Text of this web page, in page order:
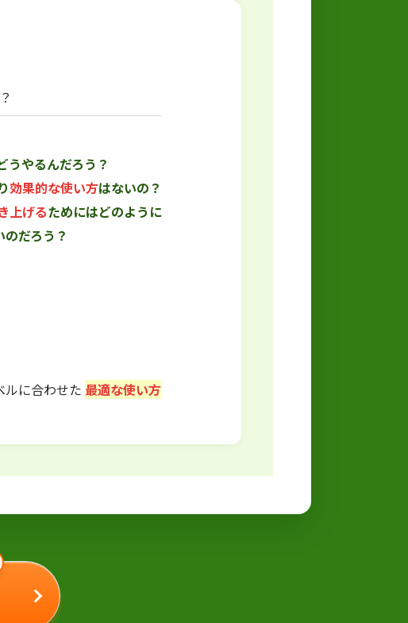
うやるんだろう？
効果的な使い方はないの？
上げるためにはどのように
だろう？
ルに合わせた 最適な使い方